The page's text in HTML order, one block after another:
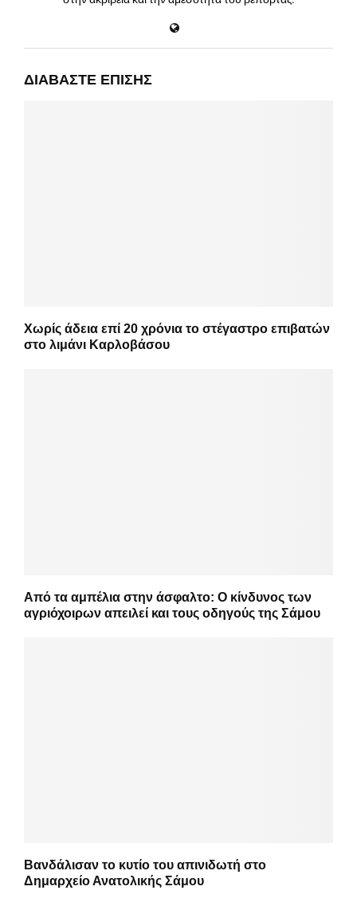
ΔΙΑΒΆΣΤΕ ΕΠΊΣΗΣ
Χωρίς άδεια επί 20 χρόνια το στέγαστρο επιβατών
στο λιμάνι Καρλοβάσου
Από τα αμπέλια στην άσφαλτο: Ο κίνδυνος των
αγριόχοιρων απειλεί και τους οδηγούς της Σάμου
Βανδάλισαν το κυτίο του απινιδωτή στο
Δημαρχείο Ανατολικής Σάμου